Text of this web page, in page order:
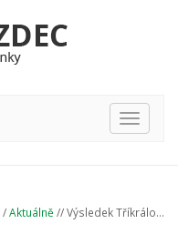
Hlavní
nabídka
/Aktuálně // Výsledek Tříkrálo...